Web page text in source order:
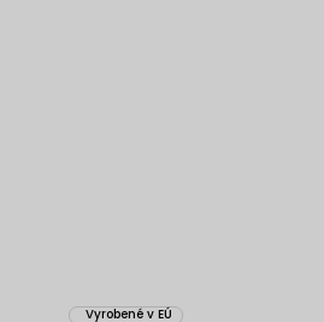
Vyrobené v EÚ